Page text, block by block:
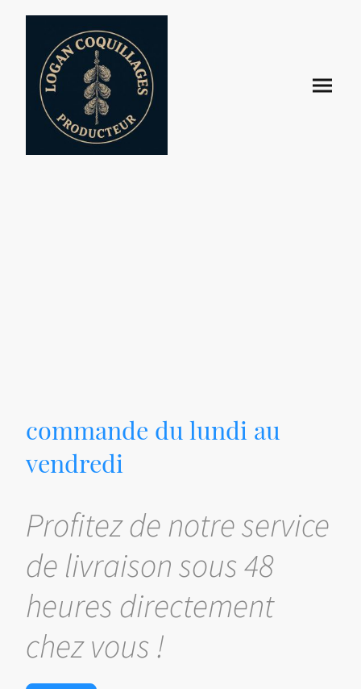
commande du lundi au
vendredi
Profitez de notre service
de livraison sous 48
heures directement
chez vous !